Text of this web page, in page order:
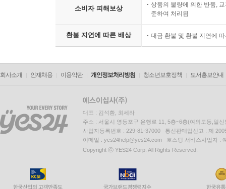
소비자 피해보상
상품의 불량에 의한 반품,
준하여 처리됨
환불 지연에 따른 배상 대금 환불 및 환불 지연에
회사소개 인재채용 이용약관 개인정보처리방침 청소년보호정책 도서홍보안내
대표 : 김석환, 최세라
주소 : 서울시 영등포구 은행로 11, 5층~6층(여의도동,일신
사업자등록번호 : 229-81-37000 통신판매업신고 : 제
이메일 : yes24help@yes24.com 호스팅 서비스사업자 :
Copyright ⓒ YES24 Corp. All Rights Reserved.